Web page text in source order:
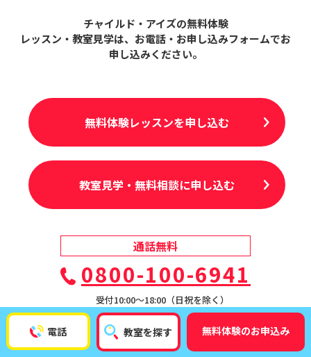
電話 教室を探す 無料体験のお申込み
チャイルド・アイズの無料体験
レッスン・教室見学は、 お電話・お申し込みフォームでお
申し込みください。
無料体験レッスンを申し込む
教室見学・無料相談に申し込む
通話無料
0800-100-6941
受付10:00〜18:00（日祝を除く）